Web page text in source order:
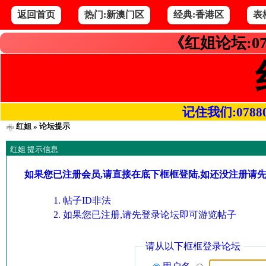
返回首页 热门:新澳门区 经典:香港区 表
《红姐论坛
记住我们
红姐» 论坛提示
红姐 提示信息
如果您已注册会员,请直接在底下框框登陆,如还没注册请
帖子ID非法
如果您已注册,请先登录论坛即可游览帖子
请从以下框框登录论坛